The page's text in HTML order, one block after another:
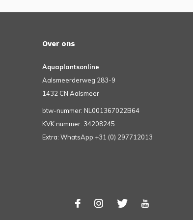
Over ons
Aquaplantsonline
Aalsmeerderweg 283-9
1432 CN Aalsmeer
btw-nummer: NL001367022B64
KVK nummer: 34208245
Extra: WhatsApp +31 (0) 297712013